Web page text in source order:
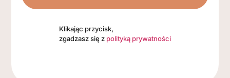
Klikając przycisk,
zgadzasz się z polityką prywatności